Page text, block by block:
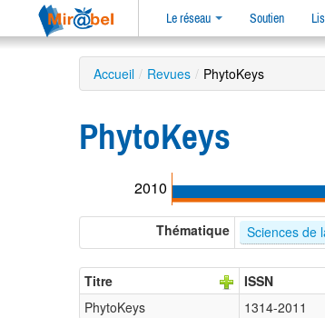
Le réseau Soutien
Accueil / Revues / PhytoKeys
PhytoKeys
2010
Thématique Sciences de
Titre ISSN
PhytoKeys
1314-2011